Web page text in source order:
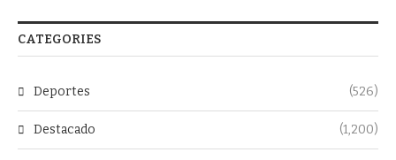
CATEGORIES
Deportes (526)
Destacado (1,200)